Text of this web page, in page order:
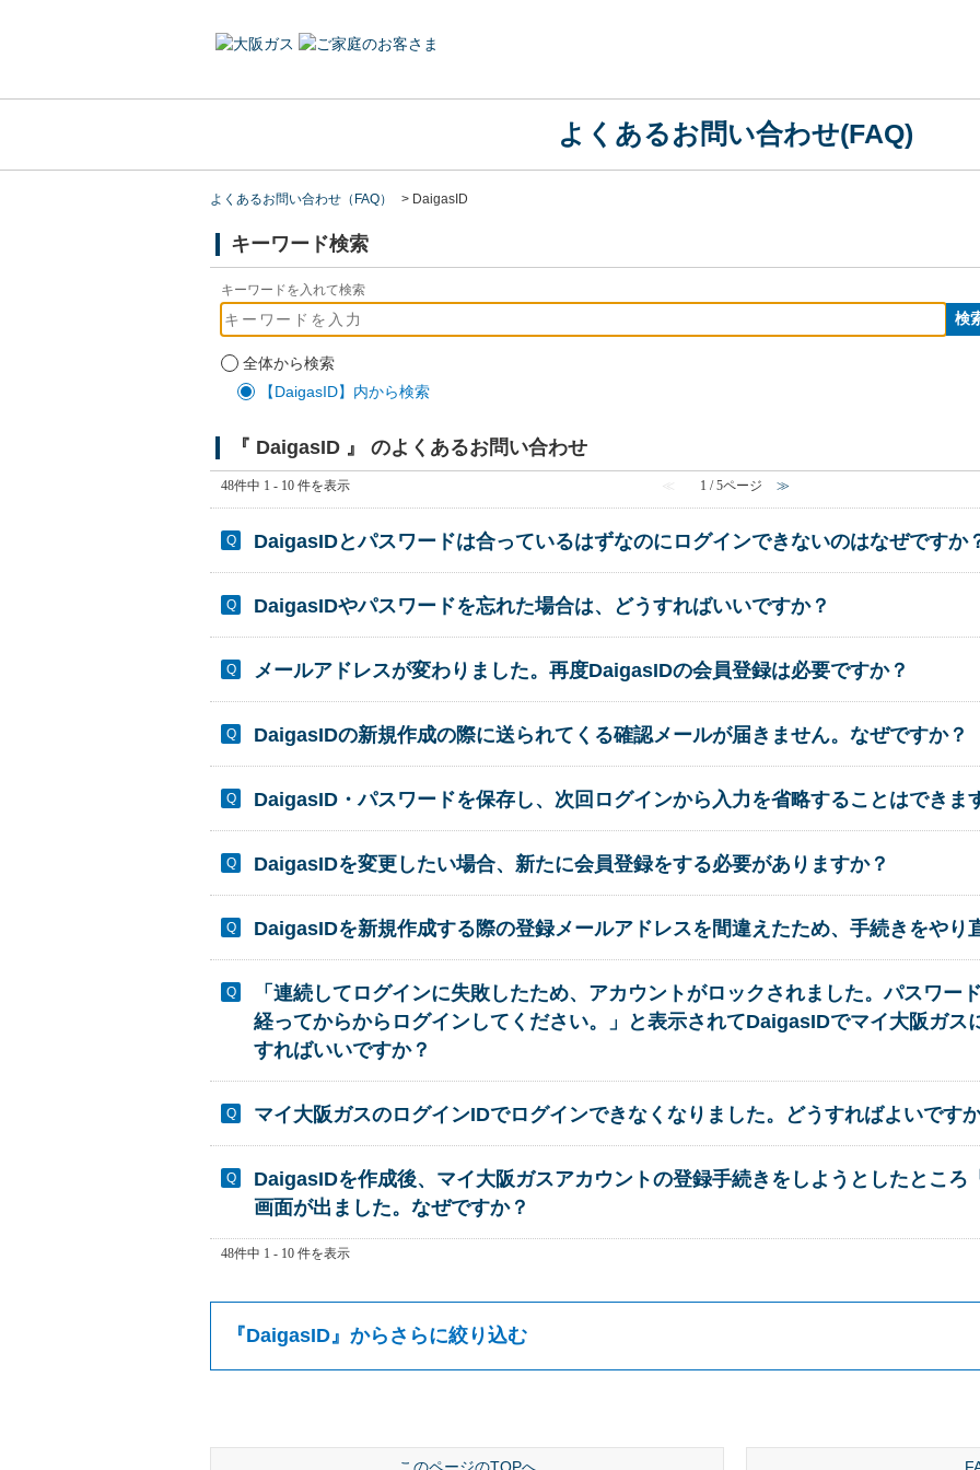
よくあるお問い合わせ(FAQ)
よくあるお問い合わせ（FAQ） > DaigasID
キーワード検索
キーワードを入れて検索
全体から検索
【DaigasID】内から検索
『 DaigasID 』 のよくあるお問い合わせ
48件中 1 - 10 件を表示 ≪ 1 / 5ページ ≫
DaigasIDとパスワードは合っているはずなのにログインできないのはなぜですか
DaigasIDやパスワードを忘れた場合は、どうすればいいですか？
メールアドレスが変わりました。再度DaigasIDの会員登録は必要ですか？
DaigasIDの新規作成の際に送られてくる確認メールが届きません。なぜですか？
DaigasID・パスワードを保存し、次回ログインから入力を省略することはできま
DaigasIDを変更したい場合、新たに会員登録をする必要がありますか？
DaigasIDを新規作成する際の登録メールアドレスを間違えたため、手続きをやり
「連続してログインに失敗したため、アカウントがロックされました。パスワー
経ってからからログインしてください。」と表示されてDaigasIDでマイ大阪ガス
すればいいですか？
マイ大阪ガスのログインIDでログインできなくなりました。どうすればよいです
DaigasIDを作成後、マイ大阪ガスアカウントの登録手続きをしようとしたところ
画面が出ました。なぜですか？
48件中 1 - 10 件を表示
『DaigasID 』からさらに絞り込む